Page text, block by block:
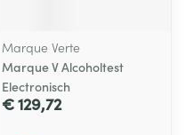
Marque Verte
Marque V Alcoholtest
Electronisch
€ 129,72